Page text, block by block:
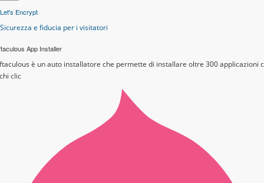
Let's Encrypt
Sicurezza e fiducia per i visitatori
App Installer
è un auto installatore che permette di installare oltre 300 applicazioni
clic